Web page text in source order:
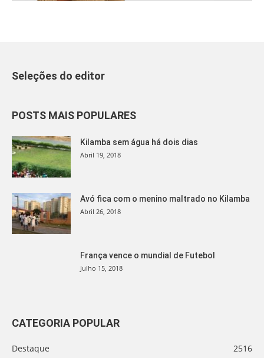
Seleções do editor
POSTS MAIS POPULARES
Kilamba sem água há dois dias
Abril 19, 2018
Avó fica com o menino maltrado no Kilamba
Abril 26, 2018
França vence o mundial de Futebol
Julho 15, 2018
CATEGORIA POPULAR
Destaque
2516